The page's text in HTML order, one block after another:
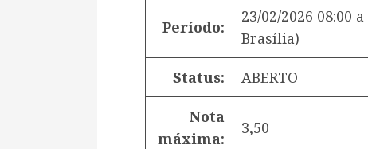
Período:
23/02/2026 08:00 a
Brasília)
Status: ABERTO
Nota
máxima:
3,50